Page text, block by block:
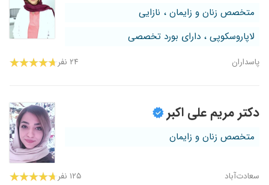
متخصص زنان و زایمان ، نازایی
لاپاروسکوپی ، دارای بورد تخصصی
پاسداران ۲۴ نفر
دکتر مریم علی اکبر
متخصص زنان و زایمان
سعادت‌آباد ۱۲۵ نفر